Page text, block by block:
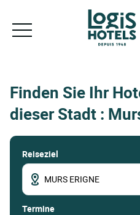
Finden Sie Ihr
dieser Stadt :
Reiseziel
termine